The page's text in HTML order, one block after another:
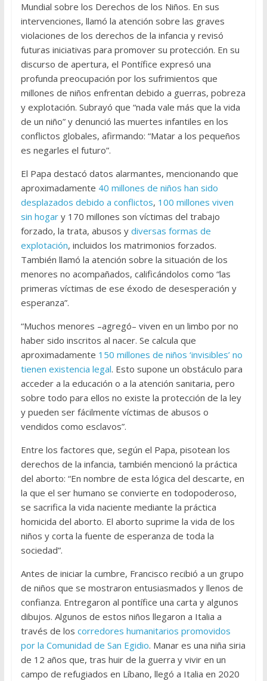
Mundial sobre los Derechos de los Niños. En sus
intervenciones, llamó la atención sobre las graves
violaciones de los derechos de la infancia y revisó
futuras iniciativas para promover su protección. En su
discurso de apertura, el Pontífice expresó una
profunda preocupación por los sufrimientos que
millones de niños enfrentan debido a guerras, pobreza
y explotación. Subrayó que “nada vale más que la vida
de un niño” y denunció las muertes infantiles en los
conflictos globales, afirmando: “Matar a los pequeños
es negarles el futuro”.
El Papa destacó datos alarmantes, mencionando que
aproximadamente 40 millones de niños han sido
desplazados debido a conflictos, 100 millones viven
sin hogary 170 millones son víctimas del trabajo
forzado, la trata, abusos y diversas formas de
explotación, incluidos los matrimonios forzados.
También llamó la atención sobre la situación de los
menores no acompañados, calificándolos como “las
primeras víctimas de ese éxodo de desesperación y
esperanza”.
“Muchos menores –agregó– viven en un limbo por no
haber sido inscritos al nacer. Se calcula que
aproximadamente 150 millones de niños ‘invisibles’ no
tienen existencia legal. Esto supone un obstáculo para
acceder a la educación o a la atención sanitaria, pero
sobre todo para ellos no existe la protección de la ley
y pueden ser fácilmente víctimas de abusos o
vendidos como esclavos”.
Entre los factores que, según el Papa, pisotean los
derechos de la infancia, también mencionó la práctica
del aborto: “En nombre de esta lógica del descarte, en
la que el ser humano se convierte en todopoderoso,
se sacrifica la vida naciente mediante la práctica
homicida del aborto. El aborto suprime la vida de los
niños y corta la fuente de esperanza de toda la
sociedad”.
Antes de iniciar la cumbre, Francisco recibió a un grupo
de niños que se mostraron entusiasmados y llenos de
confianza. Entregaron al pontífice una carta y algunos
dibujos. Algunos de estos niños llegaron a Italia a
través de los corredores humanitarios promovidos
por la Comunidad de San Egidio. Manar es una niña siria
de 12 años que, tras huir de la guerra y vivir en un
campo de refugiados en Líbano, llegó a Italia en 2020